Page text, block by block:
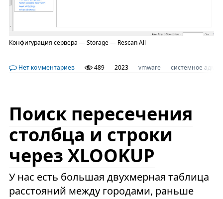
Конфигурация сервера — Storage — Rescan All
Нет комментариев 489 2023 vmware системное
Поиск пересечения
столбца и строки
через XLOOKUP
У нас есть большая двухмерная таблица
расстояний между городами, раньше